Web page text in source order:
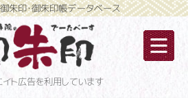
朱印・御朱印帳データベース
イト広告を利用しています